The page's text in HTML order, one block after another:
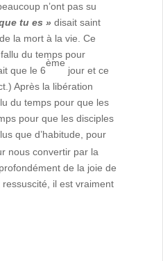
n’ont pas su
tu es » disait saint
la mort à la vie. Ce
du temps pour
que le 6
ème
jour et ce
Après la libération
du temps pour que les
pour que les disciples
que d’habitude, pour
nous convertir par la
de la joie de
il est vraiment